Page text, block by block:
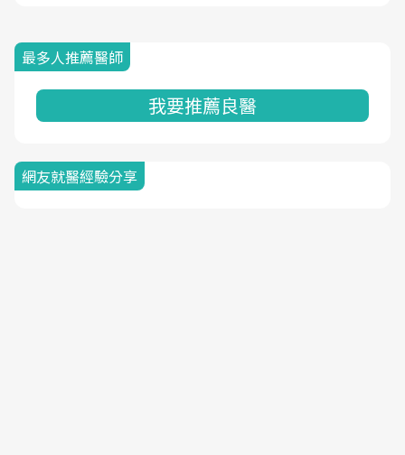
最多人推薦醫師
我要推薦良醫
網友就醫經驗分享